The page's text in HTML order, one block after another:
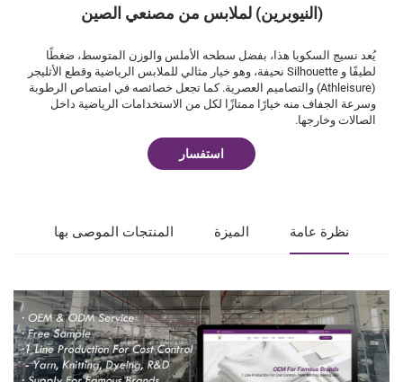
(النيوبرين) لملابس من مصنعي الصين
يُعد نسيج السكوبا هذا، بفضل سطحه الأملس والوزن المتوسط، ضغطًا
لطيفًا و Silhouette نحيفة، وهو خيار مثالي للملابس الرياضية وقطع الأثليجر
(Athleisure) والتصاميم العصرية. كما تجعل خصائصه في امتصاص الرطوبة
وسرعة الجفاف منه خيارًا ممتازًا لكل من الاستخدامات الرياضية داخل
الصالات وخارجها.
استفسار
نظرة عامة الميزة المنتجات الموصى بها